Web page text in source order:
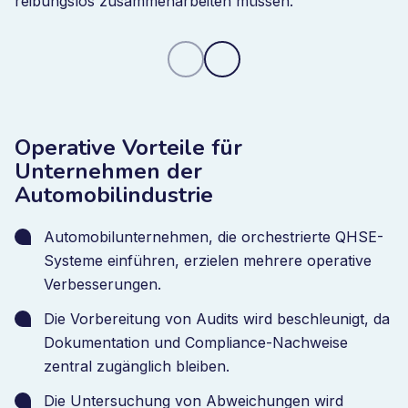
Prozesse über Produktionsstandorte und
Zulieferernetzwerke hinweg zu zentralisieren.
verwaltet, sodass Qualitätsteams vollständige
Rückverfolgbarkeit über alle Betriebsabläufe hinweg
sicherstellen können. Dieser zentralisierte Ansatz
verbessern, das Qualitätsmanagement bei Zulieferern
zu stärken und einheitliche Standards in allen
Produktionsumgebungen aufrechtzuerhalten.
Operative Vorteile für
Unternehmen der
Automobilindustrie
Automobilunternehmen, die orchestrierte QHSE-
Systeme einführen, erzielen mehrere operative
Verbesserungen.
Die Vorbereitung von Audits wird beschleunigt, da
Dokumentation und Compliance-Nachweise
zentral zugänglich bleiben.
Die Untersuchung von Abweichungen wird